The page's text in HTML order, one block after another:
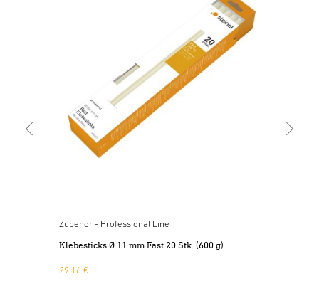
Zubehör - Professional Line
Klebesticks Ø 11 mm Fast 20 Stk. (600 g)
29,16 €